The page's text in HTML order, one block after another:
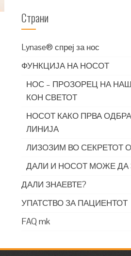
Страни
Lynase® спреј за нос
ФУНКЦИЈА НА НОСОТ
НОС – ПРОЗОРЕЦ НА
КОН СВЕТОТ
НОСОТ КАКО ПРВА
ЛИНИЈА
ЛИЗОЗИМ ВО СЕКРЕТОТ
ДАЛИ И НОСОТ МОЖЕ ДА
ДАЛИ ЗНАЕВТЕ?
УПАТСТВО ЗА ПАЦИЕНТОТ
FAQ mk